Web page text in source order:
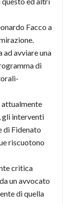
Facco a
ad avviare una
di
attualmente
gli interventi
di Fidenato
riscuotono
critica
un avvocato
di quella